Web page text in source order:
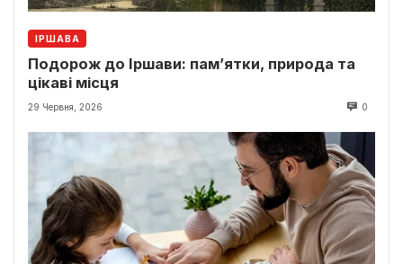
ІРШАВА
Подорож до Іршави: пам’ятки, природа та
цікаві місця
29 Червня, 2026 0